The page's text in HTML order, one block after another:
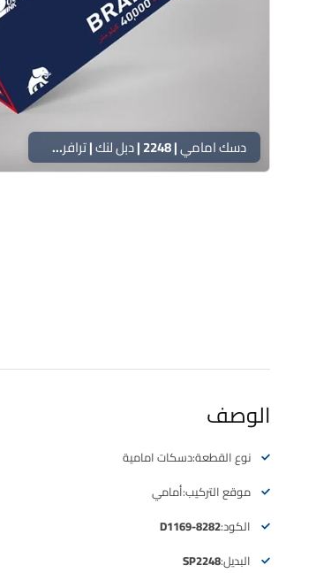
دسك امامي | 2248 | دبل لنك | ترافرس – اكاديا
الوصف
نوع القطعة:دسكات امامية
موقع التركيب:أمامي
الكود:D1169-8282
البديل:SP2248